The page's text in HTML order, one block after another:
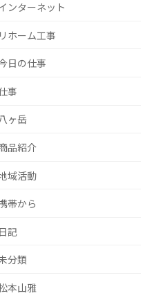
ンターネット
リホーム工事
日の仕事
事
八ヶ岳
品紹介
域活動
帯から
日記
分類
本山雅